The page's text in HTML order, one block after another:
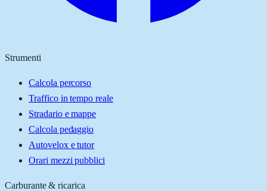
Strumenti
Calcola percorso
Traffico in tempo reale
Stradario e mappe
Calcola pedaggio
Autovelox e tutor
Orari mezzi pubblici
Carburante & ricarica